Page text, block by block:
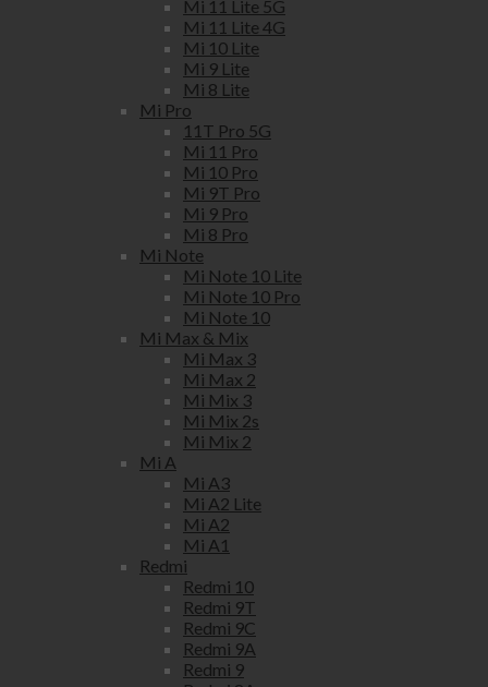
Mi 11 Lite 5G
Mi 11 Lite 4G
Mi 10 Lite
Mi 9 Lite
Mi 8 Lite
Mi Pro
11T Pro 5G
Mi 11 Pro
Mi 10 Pro
Mi 9T Pro
Mi 9 Pro
Mi 8 Pro
Mi Note
Mi Note 10 Lite
Mi Note 10 Pro
Mi Note 10
Mi Max & Mix
Mi Max 3
Mi Max 2
Mi Mix 3
Mi Mix 2s
Mi Mix 2
Mi A
Mi A3
Mi A2 Lite
Mi A2
Mi A1
Redmi
Redmi 10
Redmi 9T
Redmi 9C
Redmi 9A
Redmi 9